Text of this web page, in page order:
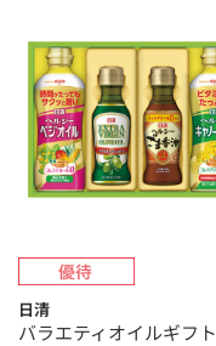
日清
バラエティオイルギフト